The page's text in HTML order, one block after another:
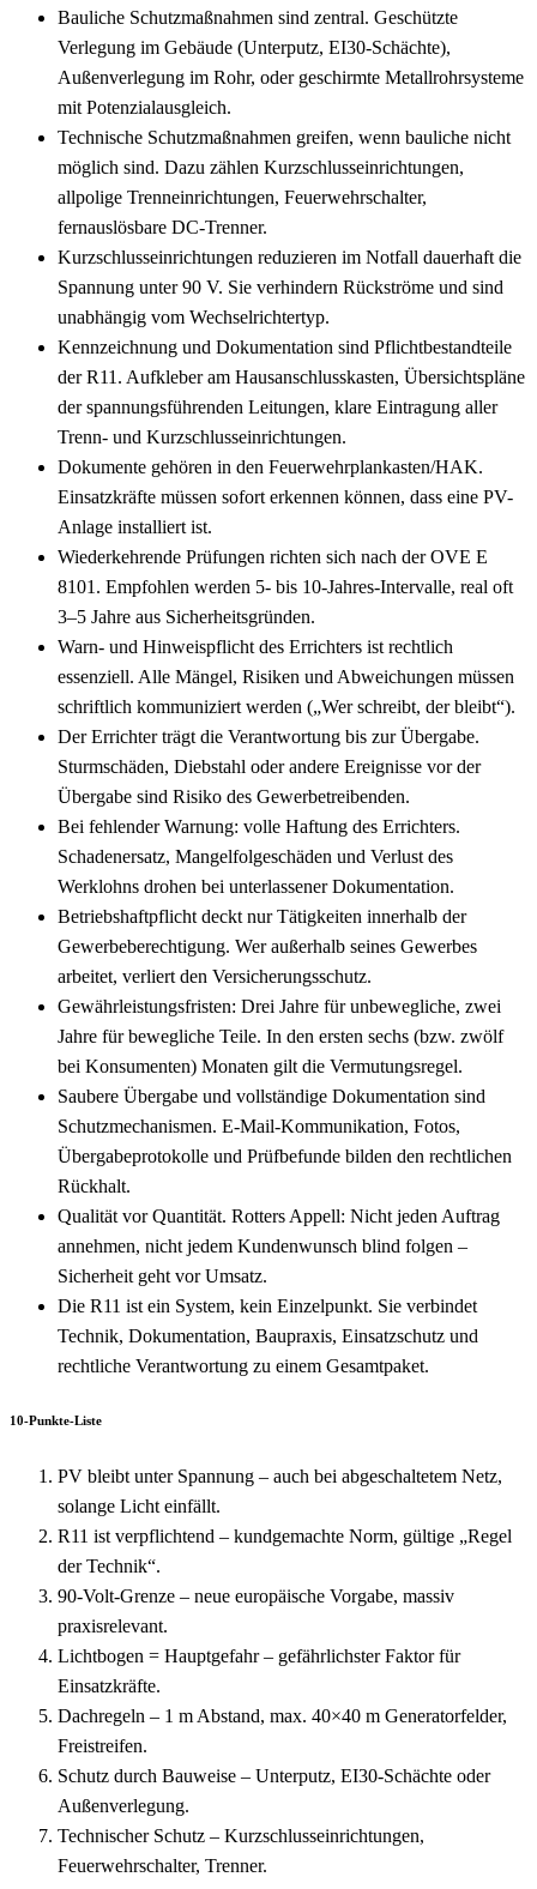
Bauliche Schutzmaßnahmen sind zentral. Geschützte
Verlegung im Gebäude (Unterputz, EI30-Schächte),
Außenverlegung im Rohr, oder geschirmte Metallrohrsysteme
mit Potenzialausgleich.
Technische Schutzmaßnahmen greifen, wenn bauliche nicht
möglich sind. Dazu zählen Kurzschlusseinrichtungen,
allpolige Trenneinrichtungen, Feuerwehrschalter,
fernauslösbare DC-Trenner.
Kurzschlusseinrichtungen reduzieren im Notfall dauerhaft die
Spannung unter 90 V. Sie verhindern Rückströme und sind
unabhängig vom Wechselrichtertyp.
Kennzeichnung und Dokumentation sind Pflichtbestandteile
der R11. Aufkleber am Hausanschlusskasten, Übersichtspläne
der spannungsführenden Leitungen, klare Eintragung aller
Trenn- und Kurzschlusseinrichtungen.
Dokumente gehören in den Feuerwehrplankasten/HAK.
Einsatzkräfte müssen sofort erkennen können, dass eine PV-
Anlage installiert ist.
Wiederkehrende Prüfungen richten sich nach der OVE E
8101. Empfohlen werden 5- bis 10-Jahres-Intervalle, real oft
3–5 Jahre aus Sicherheitsgründen.
Warn- und Hinweispflicht des Errichters ist rechtlich
essenziell. Alle Mängel, Risiken und Abweichungen müssen
schriftlich kommuniziert werden („Wer schreibt, der bleibt“).
Der Errichter trägt die Verantwortung bis zur Übergabe.
Sturmschäden, Diebstahl oder andere Ereignisse vor der
Übergabe sind Risiko des Gewerbetreibenden.
Bei fehlender Warnung: volle Haftung des Errichters.
Schadenersatz, Mangelfolgeschäden und Verlust des
Werklohns drohen bei unterlassener Dokumentation.
Betriebshaftpflicht deckt nur Tätigkeiten innerhalb der
Gewerbeberechtigung. Wer außerhalb seines Gewerbes
arbeitet, verliert den Versicherungsschutz.
Gewährleistungsfristen: Drei Jahre für unbewegliche, zwei
Jahre für bewegliche Teile. In den ersten sechs (bzw. zwölf
bei Konsumenten) Monaten gilt die Vermutungsregel.
Saubere Übergabe und vollständige Dokumentation sind
Schutzmechanismen. E-Mail-Kommunikation, Fotos,
Übergabeprotokolle und Prüfbefunde bilden den rechtlichen
Rückhalt.
Qualität vor Quantität. Rotters Appell: Nicht jeden Auftrag
annehmen, nicht jedem Kundenwunsch blind folgen –
Sicherheit geht vor Umsatz.
Die R11 ist ein System, kein Einzelpunkt. Sie verbindet
Technik, Dokumentation, Baupraxis, Einsatzschutz und
rechtliche Verantwortung zu einem Gesamtpaket.
10-Punkte-Liste
PV bleibt unter Spannung – auch bei abgeschaltetem Netz,
solange Licht einfällt.
R11 ist verpflichtend – kundgemachte Norm, gültige „Regel
der Technik“.
90-Volt-Grenze – neue europäische Vorgabe, massiv
praxisrelevant.
Lichtbogen = Hauptgefahr – gefährlichster Faktor für
Einsatzkräfte.
Dachregeln – 1 m Abstand, max. 40×40 m Generatorfelder,
Freistreifen.
Schutz durch Bauweise – Unterputz, EI30-Schächte oder
Außenverlegung.
Technischer Schutz – Kurzschlusseinrichtungen,
Feuerwehrschalter, Trenner.